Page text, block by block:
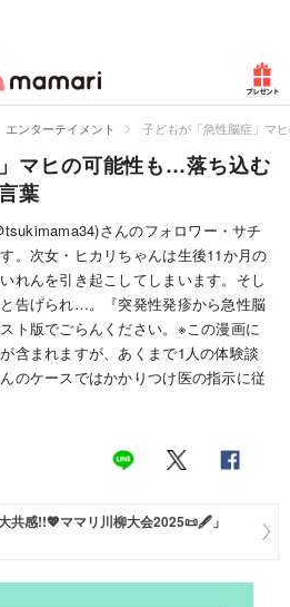
リ
エンターテイメント 子どもが「急性脳症」マ
マヒの可能性も…落ち込む
葉
さんのフォロワー・サチ
。次女・ヒカリちゃんは生後11か月の
れんを引き起こしてしまいます。そし
告げられ…。『突発性発疹から急性脳
ト版でごらんください。※この漫画に
含まれますが、あくまで1人の体験談
のケースではかかりつけ医の指示に従
共感!!💖ママリ川柳大会2025📜🖋️」